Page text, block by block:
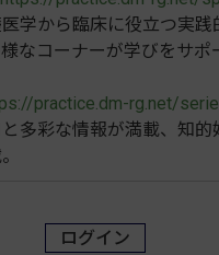
学から臨床に役立つ実践
なコーナーが学びをサポ
practice.dm-rg.net/
多彩な情報が満載、知的
ログイン